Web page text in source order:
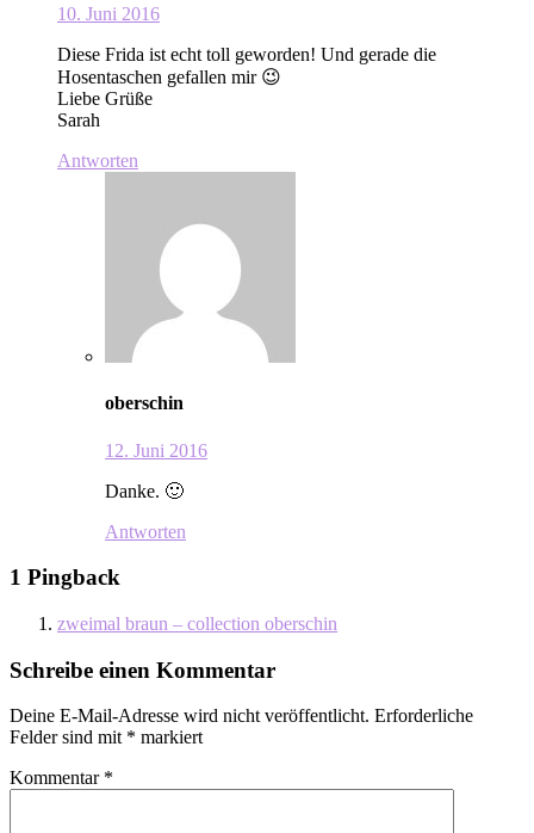
10. Juni 2016
Diese Frida ist echt toll geworden! Und gerade die
Hosentaschen gefallen mir 😉
Liebe Grüße
Sarah
Antworten
oberschin
12. Juni 2016
Danke. 🙂
Antworten
1 Pingback
zweimal braun – collection oberschin
Schreibe einen Kommentar
Deine E-Mail-Adresse wird nicht veröffentlicht. Erforderliche
Felder sind mit * markiert
Kommentar *